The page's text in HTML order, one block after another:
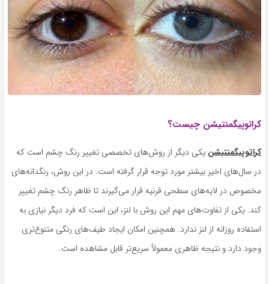
کراتوپیگمنتیشن چیست؟
کراتوپیگمنتیشن یکی دیگر از روش‌های تخصصی تغییر رنگ چشم است که
در سال‌های اخیر بیشتر مورد توجه قرار گرفته است. در این روش، رنگدانه‌های
مخصوص در لایه‌های سطحی قرنیه قرار می‌گیرند تا ظاهر رنگ چشم تغییر
کند. یکی از تفاوت‌های مهم این روش با لنز، این است که فرد دیگر نیازی به
استفاده روزانه از لنز ندارد. همچنین امکان ایجاد طیف‌های رنگی متنوع‌تری
وجود دارد و نتیجه ظاهری معمولاً سریع‌تر قابل مشاهده است.